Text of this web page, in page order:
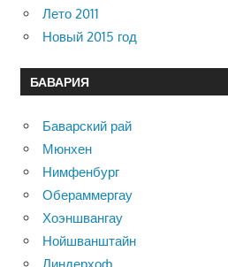
Лето 2011
Новый 2015 год
БАВАРИЯ
Баварский рай
Мюнхен
Нимфенбург
Обераммергау
Хоэншвангау
Нойшванштайн